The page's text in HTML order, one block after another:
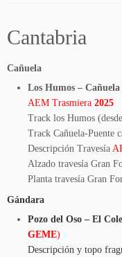
Cantabria
Cañuela
Los Humos – Cañuela
AEM Trasmiera 2025
Track los Humos
Track Cañuela-Puente
Descripción Travesía
Alzado travesía Gran
Planta travesía Gran
Gándara
Pozo del Oso – El
GEME)
Descripción y topo